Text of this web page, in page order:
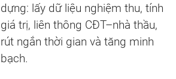
dựng: lấy dữ liệu nghiệm thu, tính
giá trị, liên thông CĐT–nhà thầu,
rút ngắn thời gian và tăng minh
bạch.